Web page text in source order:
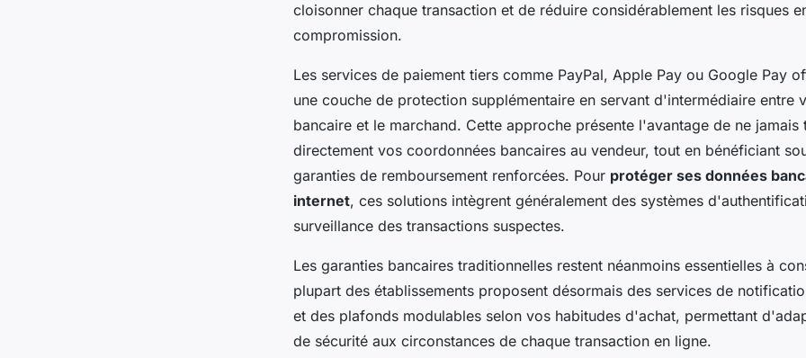
cloisonner chaque transaction et de réduire considérablement les risques
compromission.
Les services de paiement tiers comme PayPal, Apple Pay ou Google Pay
une couche de protection supplémentaire en servant d'intermédiaire entre
bancaire et le marchand. Cette approche présente l'avantage de ne jamais
directement vos coordonnées bancaires au vendeur, tout en bénéficiant
garanties de remboursement renforcées. Pour protéger ses données
internet, ces solutions intègrent généralement des systèmes
surveillance des transactions suspectes.
Les garanties bancaires traditionnelles restent néanmoins essentielles à
plupart des établissements proposent désormais des services de
et des plafonds modulables selon vos habitudes d'achat, permettant
de sécurité aux circonstances de chaque transaction en ligne.